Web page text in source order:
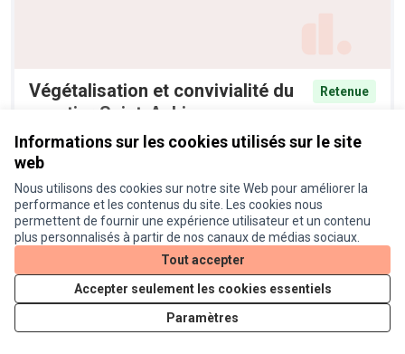
Informations sur les cookies utilisés sur le site
web
Nous utilisons des cookies sur notre site Web pour améliorer la
performance et les contenus du site. Les cookies nous
permettent de fournir une expérience utilisateur et un contenu
plus personnalisés à partir de nos canaux de médias sociaux.
Tout accepter
Accepter seulement les cookies essentiels
Paramètres
Végétalisation et convivialité du
quartier Saint-Aubin
Retenue
Anonyme 44
Pénaliser les motards bruyants
Retenue